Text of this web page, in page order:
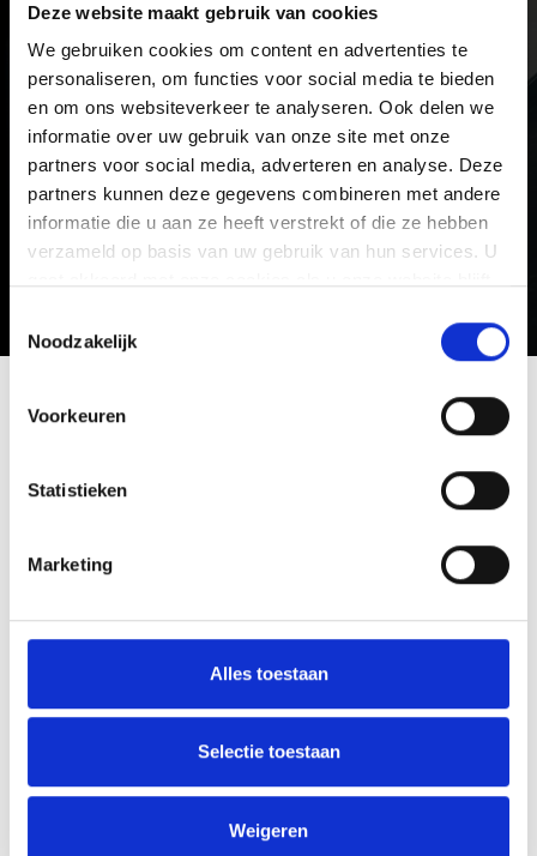
Deze website maakt gebruik van cookies
We gebruiken cookies om content en advertenties te
personaliseren, om functies voor social media te bieden
en om ons websiteverkeer te analyseren. Ook delen we
informatie over uw gebruik van onze site met onze
partners voor social media, adverteren en analyse. Deze
partners kunnen deze gegevens combineren met andere
informatie die u aan ze heeft verstrekt of die ze hebben
verzameld op basis van uw gebruik van hun services. U
Noodzakelijk
Voorkeuren
Statistieken
Marketing
Alles toestaan
Selectie toestaan
Weigeren
Message
I agree with the privacy policy.